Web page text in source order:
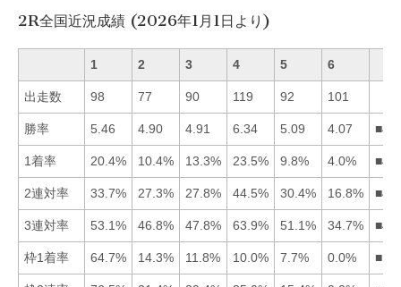
2R全国近況成績 (2026年1月1日より)
1 2 3 4 5 6
出走数 98 77 90 119 92 101
勝率 5.46 4.90 4.91 6.34 5.09 4.07
1着率 20.4% 10.4% 13.3% 23.5% 9.8% 4.0%
2連対率 33.7% 27.3% 27.8% 44.5% 30.4% 16.8%
3連対率 53.1% 46.8% 47.8% 63.9% 51.1% 34.7%
枠1着率 64.7% 14.3% 11.8% 10.0% 7.7% 0.0%